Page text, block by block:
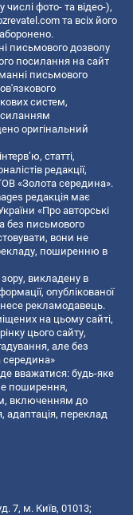
числі фото- та відео-),
та всіх його
письмового дозволу
посилання на сайт
письмового
систем,
оригінальний
статті,
редакції,
«Золота середина».
редакція має
«Про авторські
без письмового
вони не
поширенню в
викладену в
опублікованої
несе рекламодавець.
на цьому сайті,
цього сайту,
але без
середина»
вважатися: будь-яке
поширення,
включенням до
адаптація, переклад
7, м. Київ, 01013;